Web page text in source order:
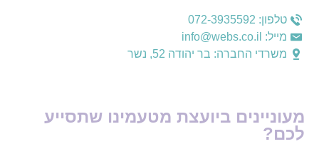
טלפון: 072-3935592
מייל: info@webs.co.il
משרדי החברה: בר יהודה 52, נשר
מעוניינים ביועצת מטעמינו שתסייע
לכם?